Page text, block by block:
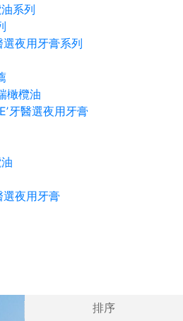
系列
選夜用牙膏系列
橄欖油
牙醫選夜用牙膏
選夜用牙膏
排序